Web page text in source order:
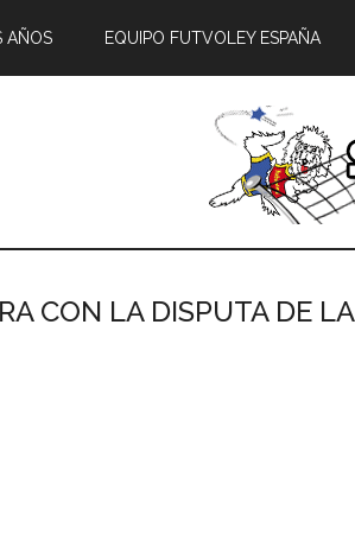
AÑOS EQUIPO FUTVOLEY ESPAÑA
CON LA DISPUTA DE LA